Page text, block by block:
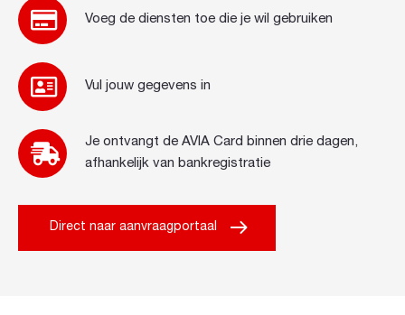
Voeg de diensten toe die je wil gebruiken
Vul jouw gegevens in
Je ontvangt de AVIA Card binnen drie dagen,
afhankelijk van bankregistratie
Direct naar aanvraagportaal